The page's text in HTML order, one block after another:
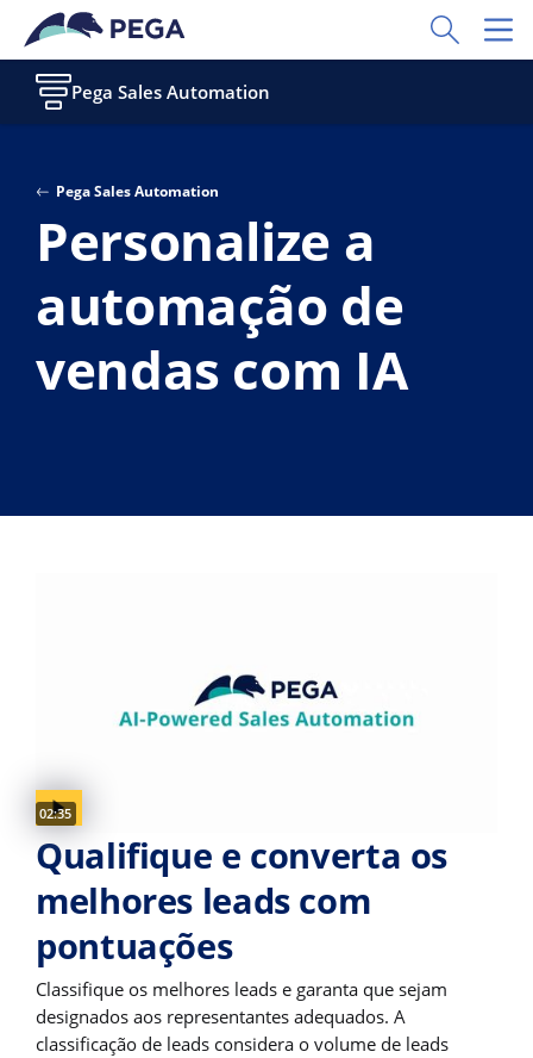
Pular para o conteúdo principal
Toggle
Pega Sales Automation
Pega Sales Automation
Personalize a
automação de
vendas com IA
Video duration:
02:35
Qualifique e converta os
melhores leads com
pontuações
Classifique os melhores leads e garanta que sejam
designados aos representantes adequados. A
classificação de leads considera o volume de leads